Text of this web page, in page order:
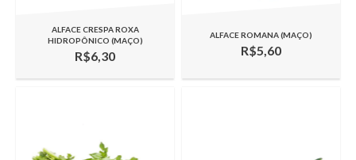
ALFACE CRESPA ROXA
HIDROPÔNICO (MAÇO)
R$6,30
ALFACE ROMANA (MAÇO)
R$5,60